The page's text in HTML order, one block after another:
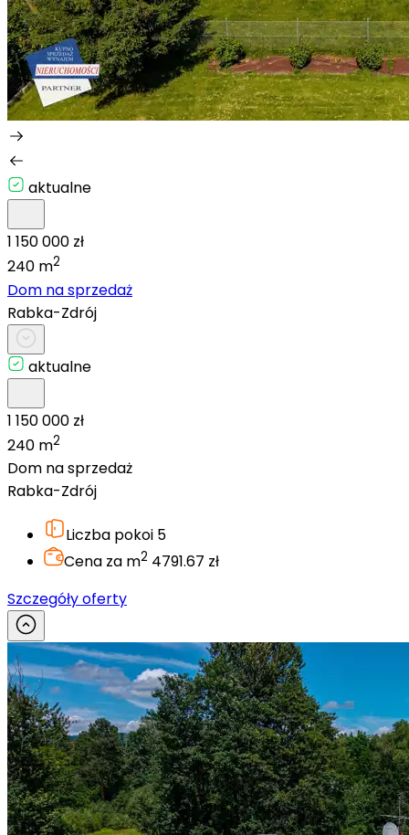
aktualne
1 150 000 zł
240 m2
Dom na sprzedaż
Rabka-Zdrój
aktualne
1 150 000 zł
240 m2
Dom na sprzedaż
Rabka-Zdrój
Liczba pokoi 5
Cena za m2 4791.67 zł
Szczegóły oferty